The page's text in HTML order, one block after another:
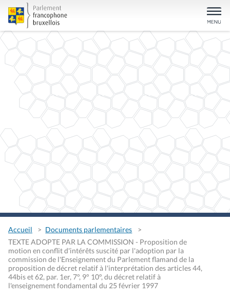
Accueil
Documents parlementaires
TEXTE ADOPTE PAR LA COMMISSION - Proposition de
motion en conflit d'intérêts suscité par l'adoption par la
commission de l'Enseignement du Parlement flamand de la
proposition de décret relatif à l'interprétation des articles 44,
44bis et 62, par. 1er, 7°, 9° 10°, du décret relatif à
l'enseignement fondamental du 25 février 1997